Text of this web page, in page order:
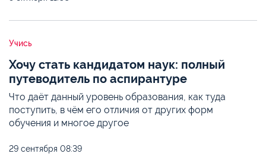
Учись
Хочу стать кандидатом наук: полный
путеводитель по аспирантуре
Что даёт данный уровень образования, как туда
поступить, в чём его отличия от других форм
обучения и многое другое
29 сентября 08:39